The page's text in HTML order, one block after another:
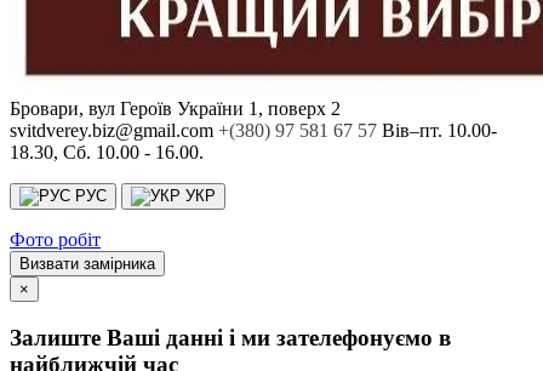
Бровари, вул Героїв України 1, поверх 2
svitdverey.biz@gmail.com +(380) 97 581 67 57 Вів–пт. 10.00-
18.30, Сб. 10.00 - 16.00.
РУС УКР
Фото робіт
Визвати замірника
×
Залиште Ваші данні і ми зателефонуємо в
найближчій час